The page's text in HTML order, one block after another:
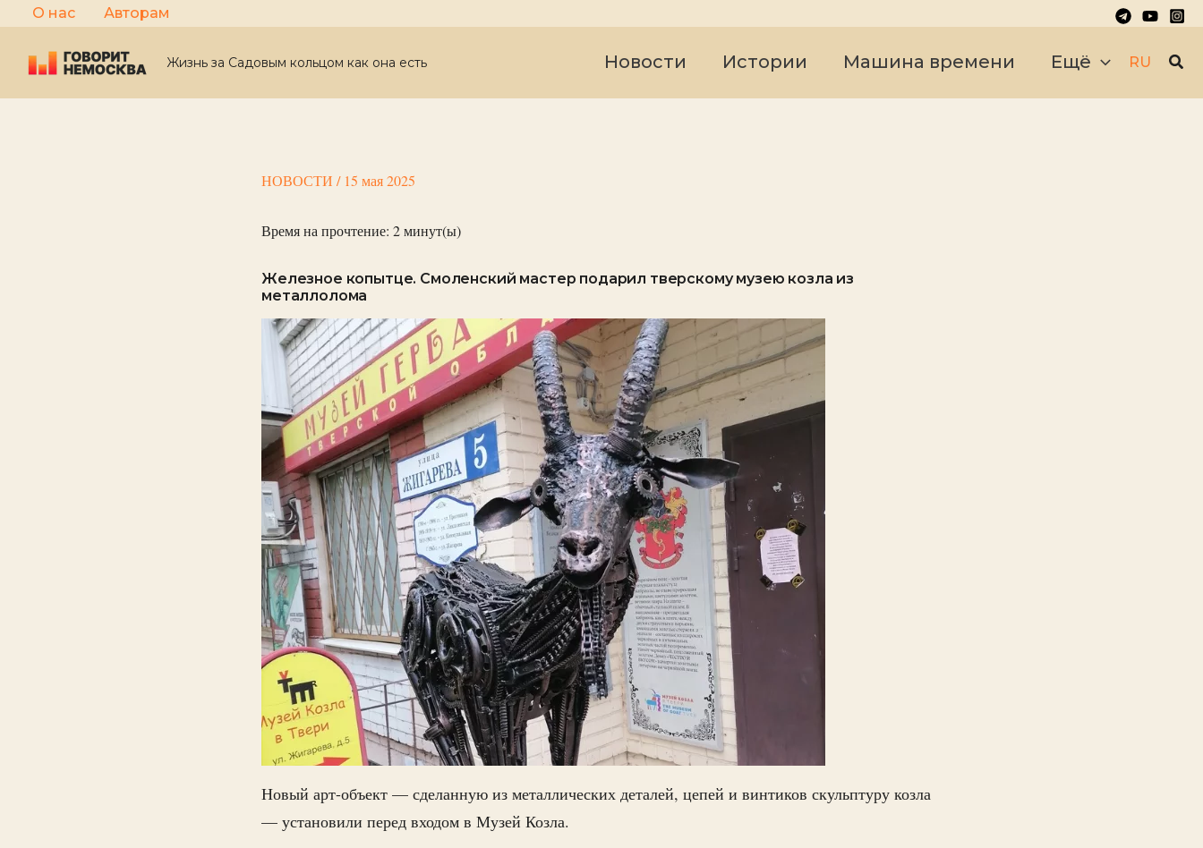
Перейти
к
содержимому
О нас Авторам
Жизнь за Садовым кольцом как она есть Новости Истории Машина времени Ещё RU
НОВОСТИ / 15 мая 2025
Время на прочтение: 2минут(ы)
Железное копытце. Смоленский мастер подарил тверскому музею козла из
металлолома
Новый арт-объект — сделанную из металлических деталей, цепей и винтиков скульптуру козла
— установили перед входом в Музей Козла.